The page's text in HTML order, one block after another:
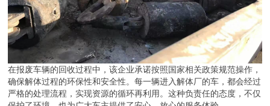
在报废车辆的回收过程中，该企业承诺按照国家相关政策规范操作，
确保解体过程的环保性和安全性。每一辆进入解体厂的车，都会经过
严格的处理流程，实现资源的循环再利用。这种负责任的态度，不仅